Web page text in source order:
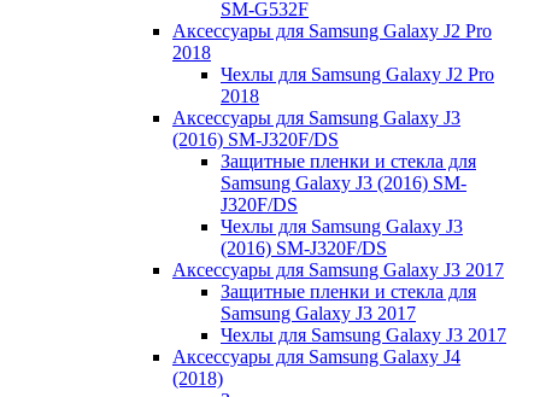
SM-G532F
Аксессуары для Samsung Galaxy J2 Pro
2018
Чехлы для Samsung Galaxy J2 Pro
2018
Аксессуары для Samsung Galaxy J3
(2016) SM-J320F/DS
Защитные пленки и стекла для
Samsung Galaxy J3 (2016) SM-
J320F/DS
Чехлы для Samsung Galaxy J3
(2016) SM-J320F/DS
Аксессуары для Samsung Galaxy J3 2017
Защитные пленки и стекла для
Samsung Galaxy J3 2017
Чехлы для Samsung Galaxy J3 2017
Аксессуары для Samsung Galaxy J4
(2018)